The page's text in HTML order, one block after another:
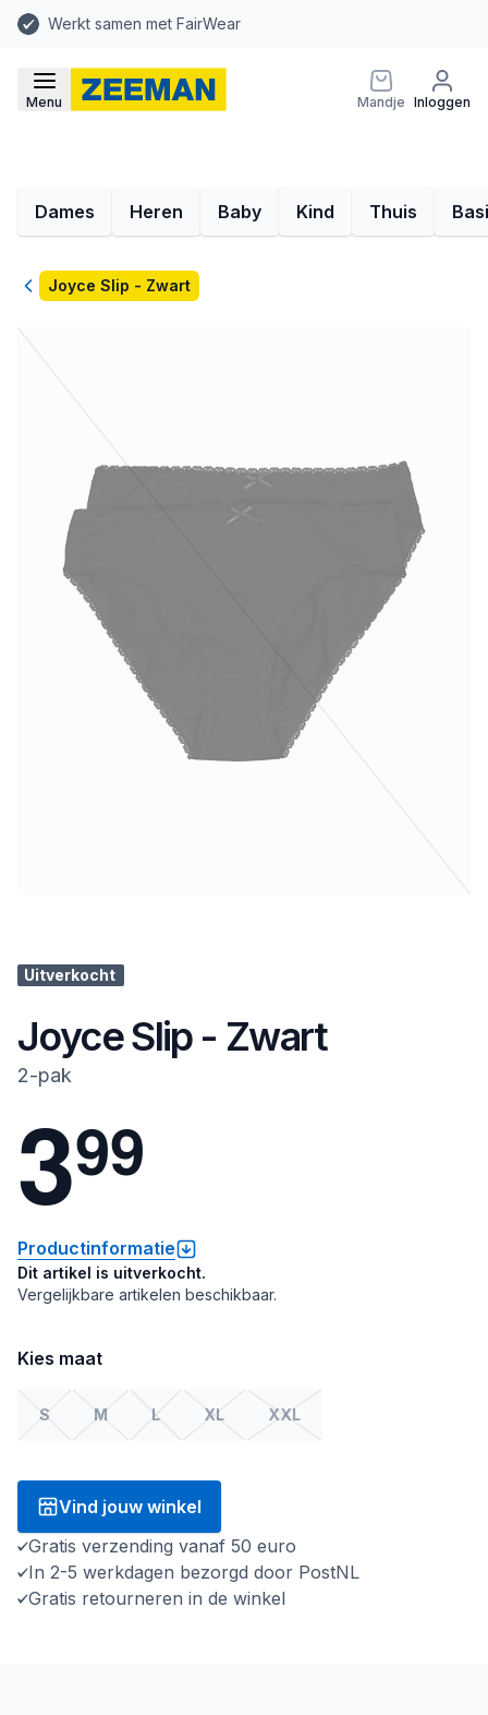
Werkt samen met FairWear
Menu Mandje Inloggen
Dames Heren Baby Kind Thuis
TerugJoyce Slip - Zwart
Uitverkocht
Joyce Slip - Zwart
2-pak
399
Productinformatie
Dit artikel is uitverkocht.
Vergelijkbare artikelen beschikbaar.
Kies maat
S M L XL XXL
Vind jouw winkel
Gratis verzending vanaf 50 euro
In 2-5 werkdagen bezorgd door PostNL
Gratis retourneren in de winkel